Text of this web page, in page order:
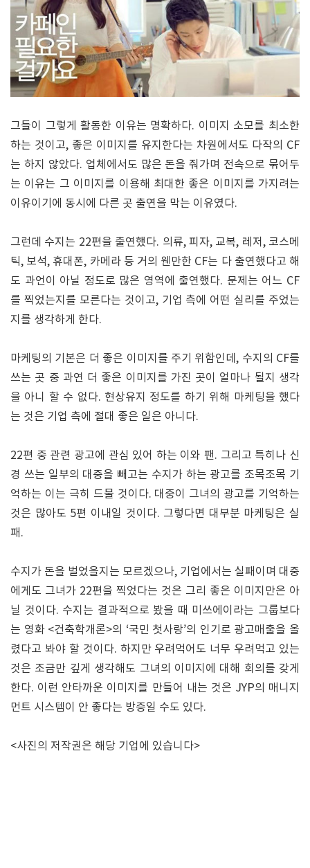
그들이 그렇게 활동한 이유는 명확하다. 이미지 소모를 최소한
하는 것이고, 좋은 이미지를 유지한다는 차원에서도 다작의 CF
는 하지 않았다. 업체에서도 많은 돈을 줘가며 전속으로 묶어두
는 이유는 그 이미지를 이용해 최대한 좋은 이미지를 가지려는
이유이기에 동시에 다른 곳 출연을 막는 이유였다.
그런데 수지는 22편을 출연했다. 의류, 피자, 교복, 레저, 코스메
틱, 보석, 휴대폰, 카메라 등 거의 웬만한 CF는 다 출연했다고 해
도 과언이 아닐 정도로 많은 영역에 출연했다. 문제는 어느 CF
를 찍었는지를 모른다는 것이고, 기업 측에 어떤 실리를 주었는
지를 생각하게 한다.
마케팅의 기본은 더 좋은 이미지를 주기 위함인데, 수지의 CF를
쓰는 곳 중 과연 더 좋은 이미지를 가진 곳이 얼마나 될지 생각
을 아니 할 수 없다. 현상유지 정도를 하기 위해 마케팅을 했다
는 것은 기업 측에 절대 좋은 일은 아니다.
22편 중 관련 광고에 관심 있어 하는 이와 팬. 그리고 특히나 신
경 쓰는 일부의 대중을 빼고는 수지가 하는 광고를 조목조목 기
억하는 이는 극히 드물 것이다. 대중이 그녀의 광고를 기억하는
것은 많아도 5편 이내일 것이다. 그렇다면 대부분 마케팅은 실
패.
수지가 돈을 벌었을지는 모르겠으나, 기업에서는 실패이며 대중
에게도 그녀가 22편을 찍었다는 것은 그리 좋은 이미지만은 아
닐 것이다. 수지는 결과적으로 봤을 때 미쓰에이라는 그룹보다
는 영화 <건축학개론>의 ‘국민 첫사랑’의 인기로 광고매출을 올
렸다고 봐야 할 것이다. 하지만 우려먹어도 너무 우려먹고 있는
것은 조금만 깊게 생각해도 그녀의 이미지에 대해 회의를 갖게
한다. 이런 안타까운 이미지를 만들어 내는 것은 JYP의 매니지
먼트 시스템이 안 좋다는 방증일 수도 있다.
<사진의 저작권은 해당 기업에 있습니다>